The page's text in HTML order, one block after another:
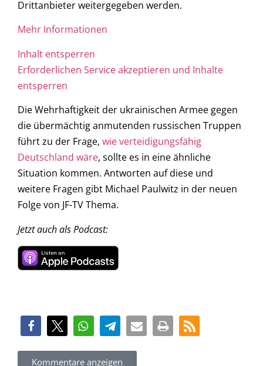
Drittanbieter weitergegeben werden.
Mehr Informationen
Inhalt entsperren
Erforderlichen Service akzeptieren und Inhalte
entsperren
Die Wehrhaftigkeit der ukrainischen Armee gegen
die übermächtig anmutenden russischen Truppen
führt zu der Frage, wie verteidigungsfähig
Deutschland wäre, sollte es in eine ähnliche
Situation kommen. Antworten auf diese und
weitere Fragen gibt Michael Paulwitz in der neuen
Folge von JF-TV Thema.
Jetzt auch als Podcast:
Kommentare anzeigen